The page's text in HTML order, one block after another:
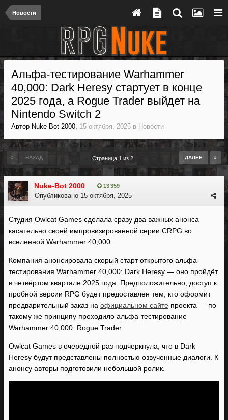
Новости
Альфа-тестирование Warhammer
40,000: Dark Heresy стартует в конце
2025 года, а Rogue Trader выйдет на
Nintendo Switch 2
Автор Nuke-Bot 2000, 15 октября, 2025 в Новости
НАЗАД ДАЛЕЕ
Страница 1 из 2
Nuke-Bot 2000 13 359
Опубликовано 15 октября, 2025
Студия Owlcat Games сделала сразу два важных анонса
касательно своей импровизированной серии CRPG во
вселенной Warhammer 40,000.
Компания анонсировала скорый старт открытого альфа-
тестирования Warhammer 40,000: Dark Heresy — оно пройдёт
в четвёртом квартале 2025 года. Предположительно, доступ к
пробной версии RPG будет предоставлен тем, кто оформит
предварительный заказ на официальном сайте проекта — по
такому же принципу проходило альфа-тестирование
Warhammer 40,000: Rogue Trader.
Owlcat Games в очередной раз подчеркнула, что в Dark
Heresy будут представлены полностью озвученные диалоги. К
анонсу авторы подготовили небольшой ролик.